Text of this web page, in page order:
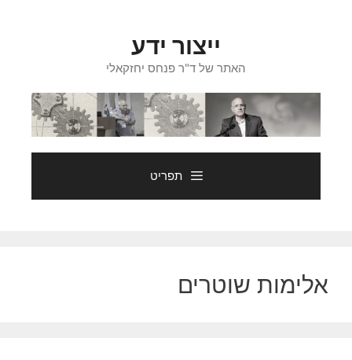
ייצור ידע
האתר של ד"ר פנחס יחזקאלי
תפריט
אלימות שוטרים